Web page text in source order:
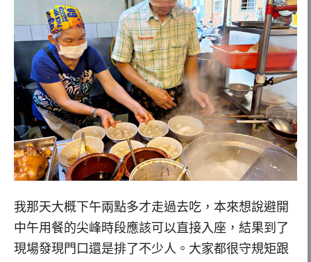
我那天大概下午兩點多才走過去吃，本來想說避開
中午用餐的尖峰時段應該可以直接入座，結果到了
現場發現門口還是排了不少人。大家都很守規矩跟